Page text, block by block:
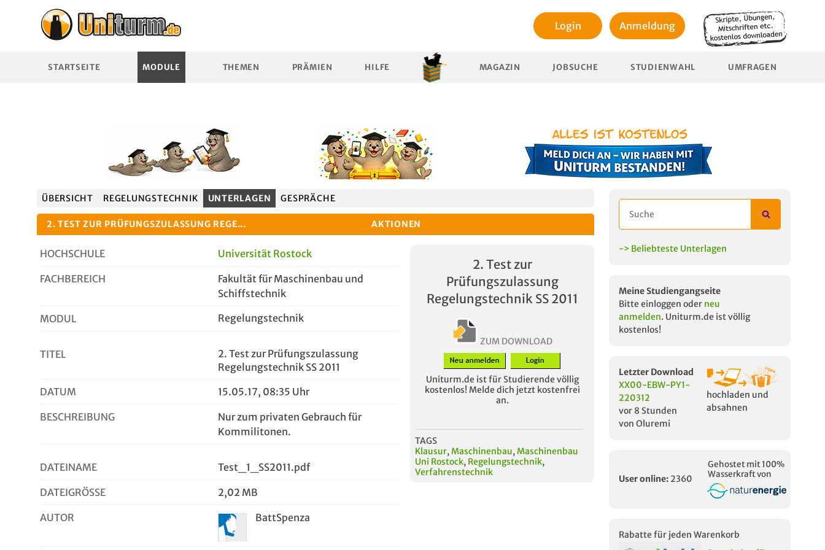
Login Anmeldung
STARTSEITE MODULE THEMEN PRÄMIEN HILFE MAGAZIN JOBSUCHE STUDIENWAHL UMFRAGEN
ÜBERSICHT REGELUNGSTECHNIK UNTERLAGEN GESPRÄCHE
2. TEST ZUR PRÜFUNGSZULASSUNG REGE... AKTIONEN
HOCHSCHULE Universität Rostock
FACHBEREICH
Fakultät für Maschinenbau und
Schiffstechnik
MODUL Regelungstechnik
TITEL
2. Test zur Prüfungszulassung
Regelungstechnik SS 2011
DATUM
15.05.17, 08:35 Uhr
BESCHREIBUNG
Nur zum privaten Gebrauch für
Kommilitonen.
DATEINAME Test_1_SS2011.pdf
DATEIGRÖSSE 2,02 MB
AUTOR BattSpenza
2. Test zur
Prüfungszulassung
Regelungstechnik SS 2011
ZUM DOWNLOAD
Uniturm.de ist für Studierende völlig
kostenlos! Melde dich jetzt kostenfrei
an.
TAGS
Klausur, Maschinenbau, Maschinenbau
Uni Rostock, Regelungstechnik,
Verfahrenstechnik
-> Beliebteste Unterlagen
Meine Studiengangseite
Bitte einloggen oder neu
anmelden. Uniturm.de ist völlig
kostenlos!
Letzter Download
XX00-EBW-PY1-
220312
vor 8 Stunden
von Oluremi
hochladen und
absahnen
User online: 2360
Gehostet mit 100%
Wasserkraft von
Rabatte für jeden Warenkorb